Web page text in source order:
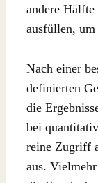
andere
ausfüllen, um
Nach einer
definierten
die
bei
reine Zugriff
aus.